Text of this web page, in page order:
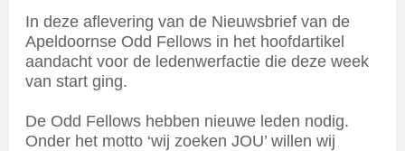
In deze aflevering van de Nieuwsbrief van de
Apeldoornse Odd Fellows in het hoofdartikel
aandacht voor de ledenwerfactie die deze week
van start ging.
De Odd Fellows hebben nieuwe leden nodig.
Onder het motto ‘wij zoeken JOU’ willen wij